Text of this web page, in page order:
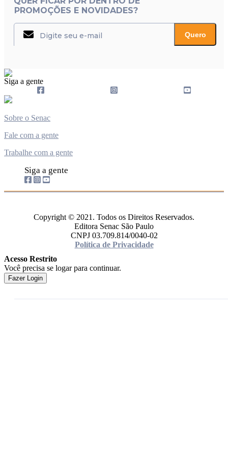
PROMOÇÕES E NOVIDADES?
Quero
Siga a gente
Sobre o Senac
Fale com a gente
Trabalhe com a gente
Siga a gente
Copyright © 2021. Todos os Direitos Reservados.
Editora Senac São Paulo
CNPJ 03.709.814/0040-02
Política de Privacidade
Acesso Restrito
Você precisa se logar para continuar.
Fazer Login